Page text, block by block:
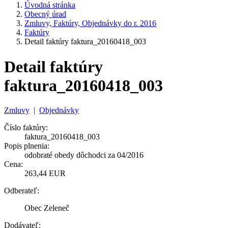
Úvodná stránka
Obecný úrad
Zmluvy, Faktúry, Objednávky do r. 2016
Faktúry
Detail faktúry faktura_20160418_003
Detail faktúry
faktura_20160418_003
Zmluvy | Objednávky
Číslo faktúry:
faktura_20160418_003
Popis plnenia:
odobraté obedy dôchodci za 04/2016
Cena:
263,44 EUR
Odberateľ:
Obec Zeleneč
Dodávateľ: